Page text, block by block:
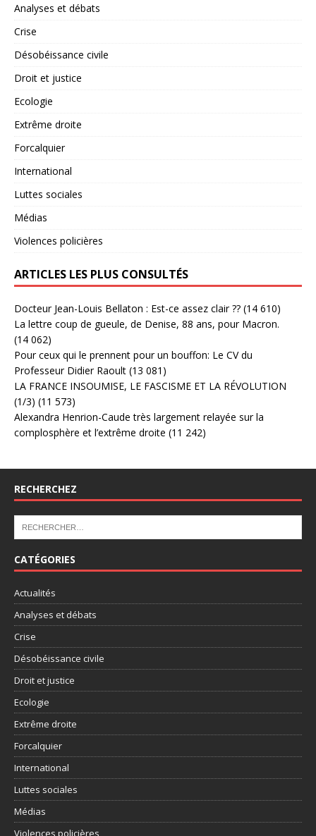
Analyses et débats
Crise
Désobéissance civile
Droit et justice
Ecologie
Extrême droite
Forcalquier
International
Luttes sociales
Médias
Violences policières
ARTICLES LES PLUS CONSULTÉS
Docteur Jean-Louis Bellaton : Est-ce assez clair ?? (14 610)
La lettre coup de gueule, de Denise, 88 ans, pour Macron.
(14 062)
Pour ceux qui le prennent pour un bouffon: Le CV du
Professeur Didier Raoult (13 081)
LA FRANCE INSOUMISE, LE FASCISME ET LA RÉVOLUTION
(1/3) (11 573)
Alexandra Henrion-Caude très largement relayée sur la
complosphère et l’extrême droite (11 242)
RECHERCHEZ
CATÉGORIES
Actualités
Analyses et débats
Crise
Désobéissance civile
Droit et justice
Ecologie
Extrême droite
Forcalquier
International
Luttes sociales
Médias
Violences policières